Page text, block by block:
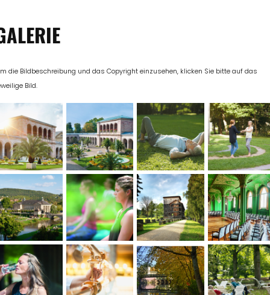
die Bildbeschreibung und das Copyright einzusehen, klicken Sie bitte auf das
Bild.